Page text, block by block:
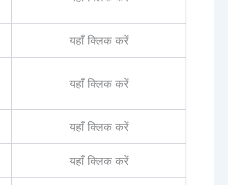
यहाँ क्लिक करें
यहाँ क्लिक करें
यहाँ क्लिक करें
यहाँ क्लिक करें